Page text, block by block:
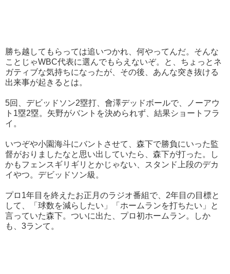
勝ち越してもらっては追いつかれ、何やってんだ。そんな
ことじゃWBC代表に選んでもらえないぞ。と、ちょっとネ
ガティブな気持ちになったが、その後、あんな突き抜ける
出来事が起きるとは。
5回、デビッドソン2塁打、會澤デッドボールで、ノーアウ
ト1塁2塁。矢野がバントを決められず、結果ショートフラ
イ。
いつぞや小園海斗にバントさせて、森下で勝負にいった監
督がおりましたなと思い出していたら、森下が打った。し
かもフェンスギリギリとかじゃない、スタンド上段のデカ
イやつ。デビッドソン級。
プロ1年目を終えたお正月のラジオ番組で、2年目の目標と
して、「球数を減らしたい」「ホームランを打ちたい」と
言っていた森下。ついに出た、プロ初ホームラン。しか
も、3ランて。